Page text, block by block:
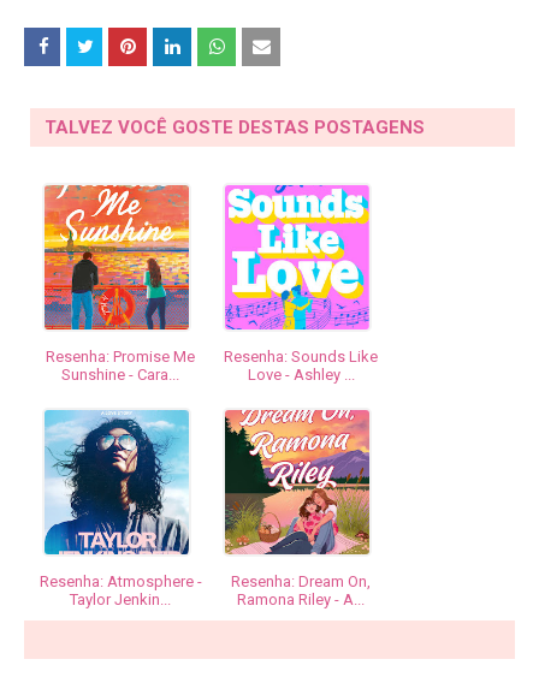
TALVEZ VOCÊ GOSTE DESTAS POSTAGENS
Resenha: Promise Me
Sunshine - Cara...
Resenha: Sounds Like
Love - Ashley ...
Resenha: Atmosphere -
Taylor Jenkin...
Resenha: Dream On,
Ramona Riley - A...